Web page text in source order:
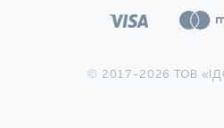
© 2017-2026 ТОВ